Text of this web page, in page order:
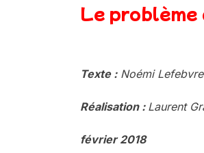
Le
Texte :Noémi Lefebvre
Réalisation : Laurent
février 2018